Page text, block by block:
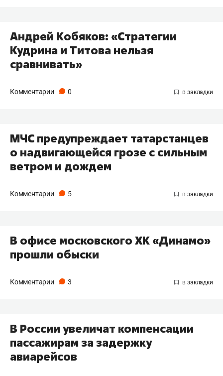
Андрей Кобяков: «Стратегии
Кудрина и Титова нельзя
сравнивать»
Комментарии 0
МЧС предупреждает татарстанцев
о надвигающейся грозе с сильным
ветром и дождем
Комментарии 5
В офисе московского ХК «Динамо»
прошли обыски
Комментарии 3
В России увеличат компенсации
пассажирам за задержку
авиарейсов